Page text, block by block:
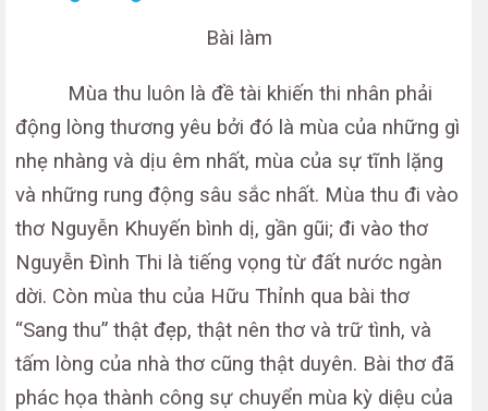
Bài làm
Mùa thu luôn là đề tài khiến thi nhân phải
động lòng thương yêu bởi đó là mùa của những gì
nhẹ nhàng và dịu êm nhất, mùa của sự tĩnh lặng
và những rung động sâu sắc nhất. Mùa thu đi vào
thơ Nguyễn Khuyến bình dị, gần gũi; đi vào thơ
Nguyễn Đình Thi là tiếng vọng từ đất nước ngàn
dời. Còn mùa thu của Hữu Thỉnh qua bài thơ
“Sang thu” thật đẹp, thật nên thơ và trữ tình, và
tấm lòng của nhà thơ cũng thật duyên. Bài thơ đã
phác họa thành công sự chuyển mùa kỳ diệu của